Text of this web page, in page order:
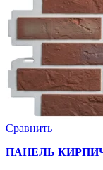
Сравнить
ПАНЕЛЬ